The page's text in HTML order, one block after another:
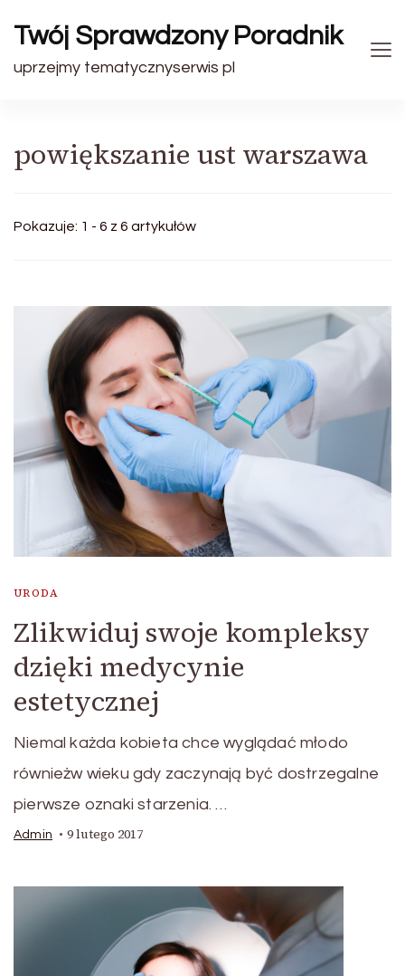
Twój Sprawdzony Poradnik
uprzejmy tematycznyserwis pl
powiększanie ust warszawa
Pokazuje: 1 - 6 z 6 artykułów
URODA
Zlikwiduj swoje kompleksy
dzięki medycynie
estetycznej
Niemal każda kobieta chce wyglądać młodo
równieżw wieku gdy zaczynają być dostrzegalne
pierwsze oznaki starzenia. …
Admin 9 lutego 2017